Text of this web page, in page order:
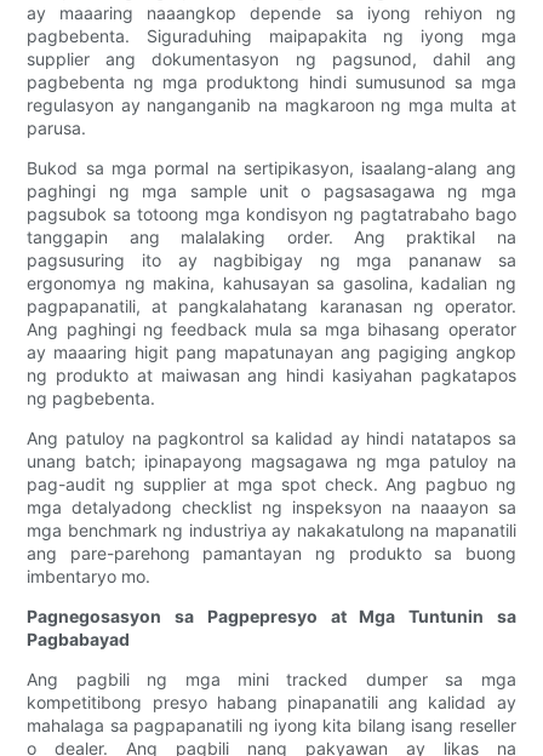
ay maaaring naaangkop depende sa iyong rehiyon ng
pagbebenta. Siguraduhing maipapakita ng iyong mga
supplier ang dokumentasyon ng pagsunod, dahil ang
pagbebenta ng mga produktong hindi sumusunod sa mga
regulasyon ay nanganganib na magkaroon ng mga multa at
parusa.
Bukod sa mga pormal na sertipikasyon, isaalang-alang ang
paghingi ng mga sample unit o pagsasagawa ng mga
pagsubok sa totoong mga kondisyon ng pagtatrabaho bago
tanggapin ang malalaking order. Ang praktikal na
pagsusuring ito ay nagbibigay ng mga pananaw sa
ergonomya ng makina, kahusayan sa gasolina, kadalian ng
pagpapanatili, at pangkalahatang karanasan ng operator.
Ang paghingi ng feedback mula sa mga bihasang operator
ay maaaring higit pang mapatunayan ang pagiging angkop
ng produkto at maiwasan ang hindi kasiyahan pagkatapos
ng pagbebenta.
Ang patuloy na pagkontrol sa kalidad ay hindi natatapos sa
unang batch; ipinapayong magsagawa ng mga patuloy na
pag-audit ng supplier at mga spot check. Ang pagbuo ng
mga detalyadong checklist ng inspeksyon na naaayon sa
mga benchmark ng industriya ay nakakatulong na mapanatili
ang pare-parehong pamantayan ng produkto sa buong
imbentaryo mo.
Pagnegosasyon sa Pagpepresyo at Mga Tuntunin sa
Pagbabayad
Ang pagbili ng mga mini tracked dumper sa mga
kompetitibong presyo habang pinapanatili ang kalidad ay
mahalaga sa pagpapanatili ng iyong kita bilang isang reseller
o dealer. Ang pagbili nang pakyawan ay likas na